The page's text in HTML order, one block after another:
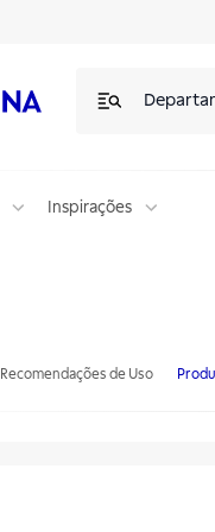
Inspirações
Recomendações de Uso